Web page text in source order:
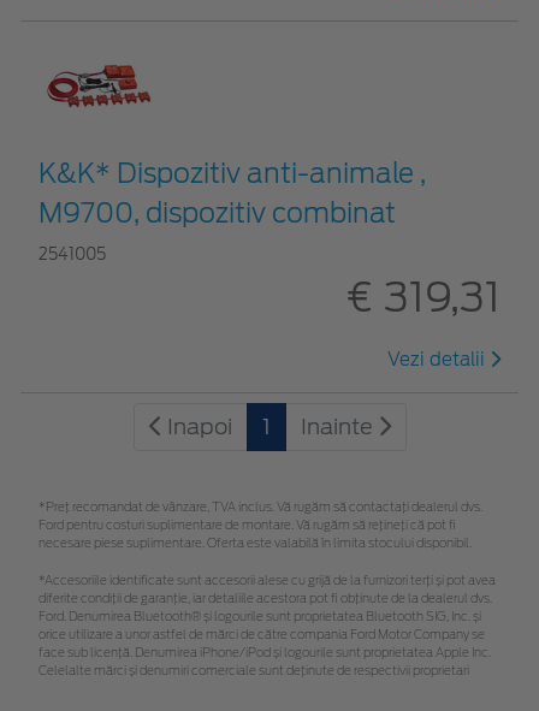
K&K* Dispozitiv anti-animale ,
M9700, dispozitiv combinat
2541005
€ 319,31
Vezi detalii
Inapoi 1 Inainte
*Preţ recomandat de vânzare, TVA inclus. Vă rugăm să contactaţi dealerul dvs.
Ford pentru costuri suplimentare de montare. Vă rugăm să rețineți că pot fi
necesare piese suplimentare. Oferta este valabilă în limita stocului disponibil.
*Accesoriile identificate sunt accesorii alese cu grijă de la furnizori terți și pot avea
diferite condiții de garanție, iar detaliile acestora pot fi obținute de la dealerul dvs.
Ford. Denumirea Bluetooth® și logourile sunt proprietatea Bluetooth SIG, Inc. și
orice utilizare a unor astfel de mărci de către compania Ford Motor Company se
face sub licență. Denumirea iPhone/iPod și logourile sunt proprietatea Apple Inc.
Celelalte mărci și denumiri comerciale sunt deținute de respectivii proprietari